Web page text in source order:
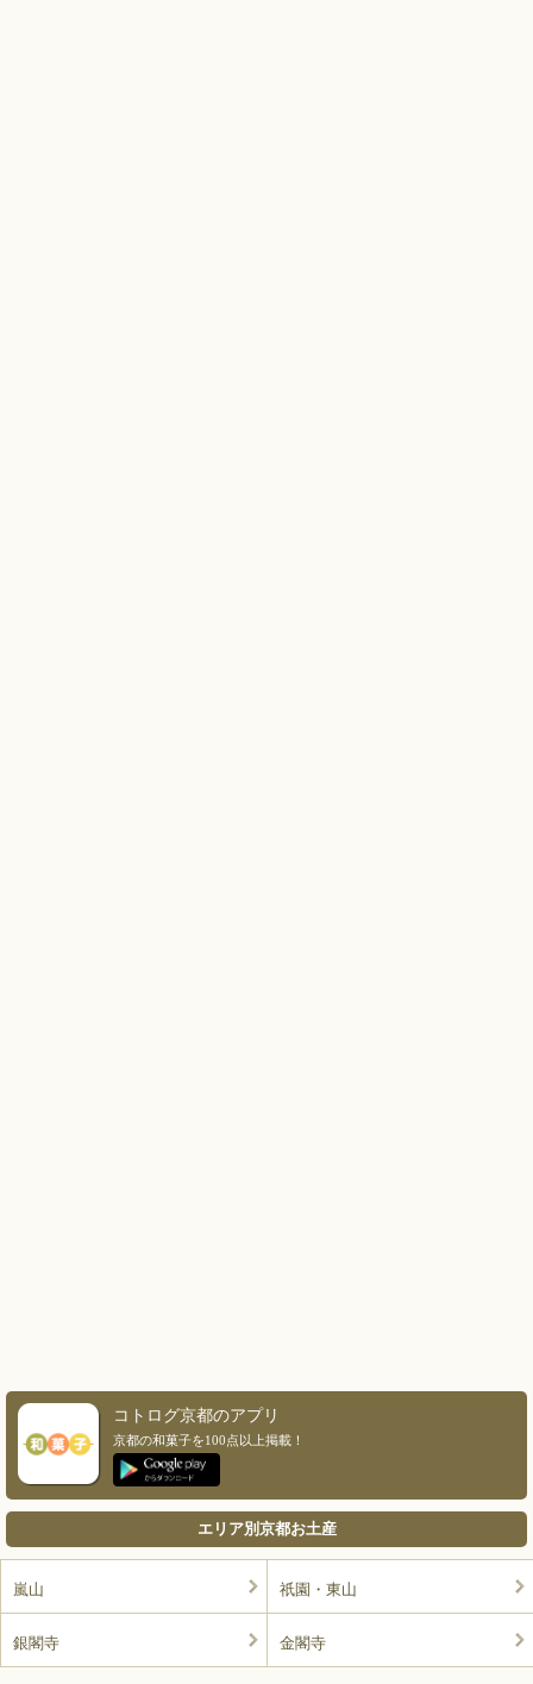
コトログ京都のアプリ
京都の和菓子を100点以上掲載！
エリア別京都お土産
嵐山 祇園・東山
銀閣寺 金閣寺